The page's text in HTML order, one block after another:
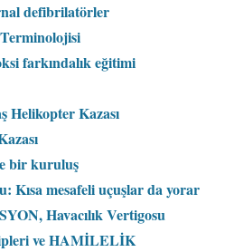
defibrilatörler
Terminolojisi
farkındalık eğitimi
Helikopter Kazası
bir kuruluş
Kısa mesafeli uçuşlar da yorar
Havacılık Vertigosu
ve HAMİLELİK